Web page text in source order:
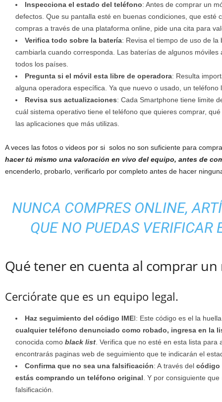
Inspecciona el estado del teléfono: Antes de comprar un
defectos. Que su pantalla esté en buenas condiciones, que esté
compras a través de una plataforma online, pide una cita para
Verifica todo sobre la batería: Revisa el tiempo de uso de
cambiarla cuando corresponda. Las baterías de algunos móviles
todos los países.
Pregunta si el móvil esta libre de operadora: Resulta
alguna operadora específica. Ya que nuevo o usado, un teléfono
Revisa sus actualizaciones: Cada Smartphone tiene limite
cuál sistema operativo tiene el teléfono que quieres comprar,
las aplicaciones que más utilizas.
A veces las fotos o videos por si solos no son suficiente para
hacer tú mismo una valoración en vivo del equipo, antes de
encenderlo, probarlo, verificarlo por completo antes de hacer
NUNCA COMPRES ONLINE,
QUE NO PUEDAS VERIFICAR
Qué tener en cuenta al comprar un
Cerciórate que es un equipo legal.
Haz seguimiento del código IMEI: Este código es el la
cualquier teléfono denunciado como robado, ingresa en la
conocida como black list . Verifica que no esté en esta lista
encontrarás paginas web de seguimiento que te indicarán el
Confirma que no sea una falsificación: A través del código
estás comprando un teléfono original . Y por consiguiente
falsificación.